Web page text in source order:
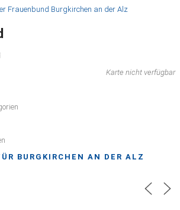
Karte nicht verfügbar
BURGKIRCHEN AN DER ALZ